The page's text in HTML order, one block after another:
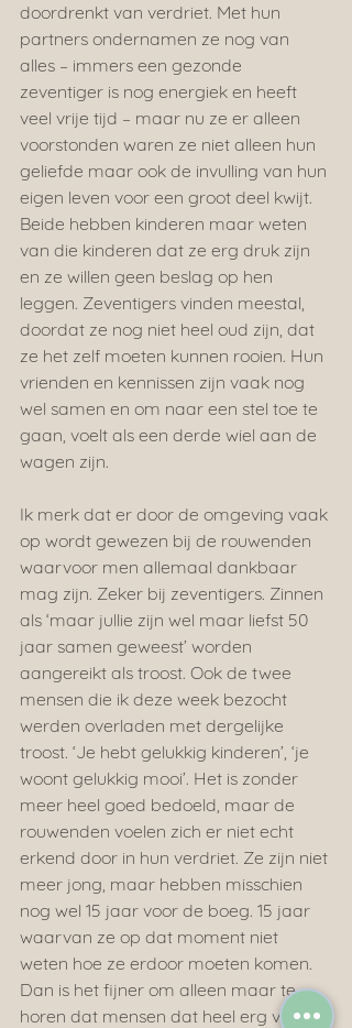
doordrenkt van verdriet. Met hun
partners ondernamen ze nog van
alles – immers een gezonde
zeventiger is nog energiek en heeft
veel vrije tijd – maar nu ze er alleen
voorstonden waren ze niet alleen hun
geliefde maar ook de invulling van hun
eigen leven voor een groot deel kwijt.
Beide hebben kinderen maar weten
van die kinderen dat ze erg druk zijn
en ze willen geen beslag op hen
leggen. Zeventigers vinden meestal,
doordat ze nog niet heel oud zijn, dat
ze het zelf moeten kunnen rooien. Hun
vrienden en kennissen zijn vaak nog
wel samen en om naar een stel toe te
gaan, voelt als een derde wiel aan de
wagen zijn.
Ik merk dat er door de omgeving vaak
op wordt gewezen bij de rouwenden
waarvoor men allemaal dankbaar
mag zijn. Zeker bij zeventigers. Zinnen
als ‘maar jullie zijn wel maar liefst 50
jaar samen geweest’ worden
aangereikt als troost. Ook de twee
mensen die ik deze week bezocht
werden overladen met dergelijke
troost. ‘Je hebt gelukkig kinderen’, ‘je
woont gelukkig mooi’. Het is zonder
meer heel goed bedoeld, maar de
rouwenden voelen zich er niet echt
erkend door in hun verdriet. Ze zijn niet
meer jong, maar hebben misschien
nog wel 15 jaar voor de boeg. 15 jaar
waarvan ze op dat moment niet
weten hoe ze erdoor moeten komen.
Dan is het fijner om alleen maar te
horen dat mensen dat heel erg voor je